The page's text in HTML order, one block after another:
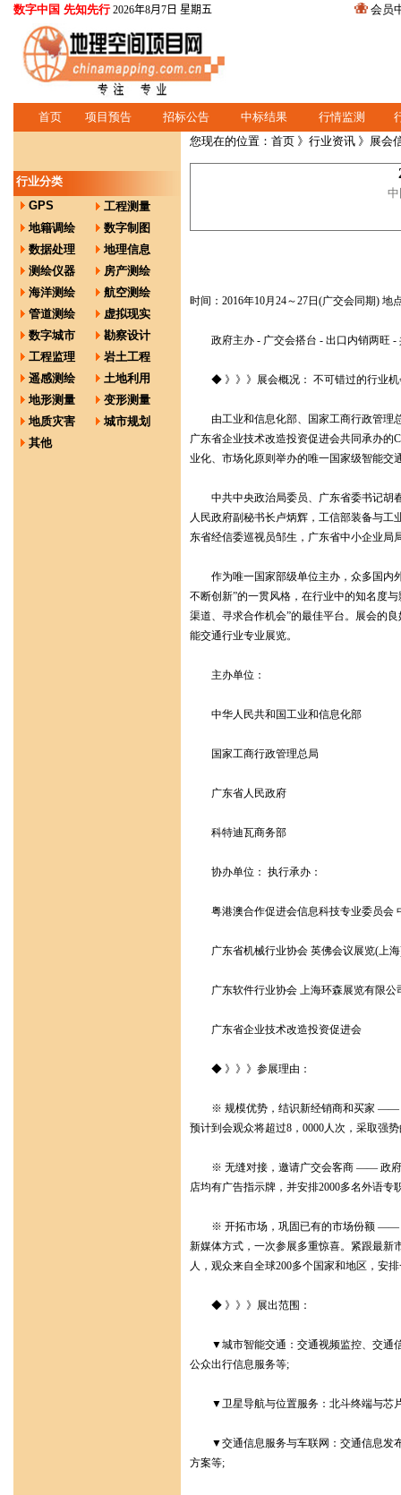
数字中国 先知先行 2026年8月7日 星期五 会员
首页 项目预告 招标公告 中标结果 行情监测
行业分类
GPS
工程测量
地籍调绘
数字制图
数据处理
地理信息
测绘仪器
房产测绘
海洋测绘
航空测绘
管道测绘
虚拟现实
数字城市
勘察设计
工程监理
岩土工程
遥感测绘
土地利用
地形测量
变形测量
地质灾害
城市规划
其他
您现在的位置： 首页 》 行业资讯 》展会
时间：2016年10月24～27日(广交会同期) 地
政府主办 - 广交会搭台 - 出口内销两旺 -
◆ 》》》展会概况： 不可错过的行业机
由工业和信息化部、国家工商行政管理总
广东省企业技术改造投资促进会共同承办的
业化、市场化原则举办的唯一国家级智能交
中共中央政治局委员、广东省委书记胡春
人民政府副秘书长卢炳辉，工信部装备与
东省经信委巡视员邹生，广东省中小企业局
作为唯一国家部级单位主办，众多国内外
不断创新”的一贯风格，在行业中的知名度
渠道、寻求合作机会”的最佳平台。展会的
能交通行业专业展览。
主办单位：
中华人民共和国工业和信息化部
国家工商行政管理总局
广东省人民政府
科特迪瓦商务部
协办单位： 执行承办：
粤港澳合作促进会信息科技专业委员会
广东省机械行业协会 英佛会议展览(上海
广东软件行业协会 上海环森展览有限公
广东省企业技术改造投资促进会
◆ 》》》参展理由：
※ 规模优势，结识新经销商和买家 —— 政
预计到会观众将超过8，0000人次，采取强
※ 无缝对接，邀请广交会客商 —— 政府强
店均有广告指示牌，并安排2000多名外语
※ 开拓市场，巩固已有的市场份额 —— 一
新媒体方式，一次参展多重惊喜。紧跟最新
人，观众来自全球200多个国家和地区，安
◆ 》》》展出范围：
▼城市智能交通：交通视频监控、交通信
公众出行信息服务等;
▼卫星导航与位置服务：北斗终端与芯片
▼交通信息服务与车联网：交通信息发布
方案等;